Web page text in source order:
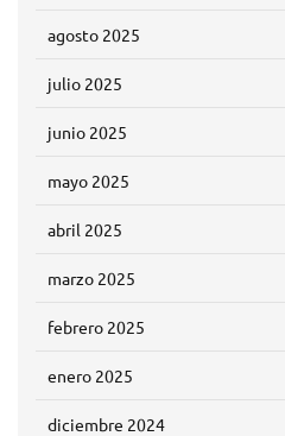
agosto 2025
julio 2025
junio 2025
mayo 2025
abril 2025
marzo 2025
febrero 2025
enero 2025
diciembre 2024